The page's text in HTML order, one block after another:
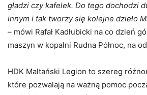
gładzi czy kafelek. Do tego dochodzi
innym i tak tworzy się kolejne dzieło
– mówi Rafał Kadłubicki na co dzień
maszyn w kopalni Rudna Północ, na
HDK Maltański Legion to szereg
które pozwalają na ważną pomoc